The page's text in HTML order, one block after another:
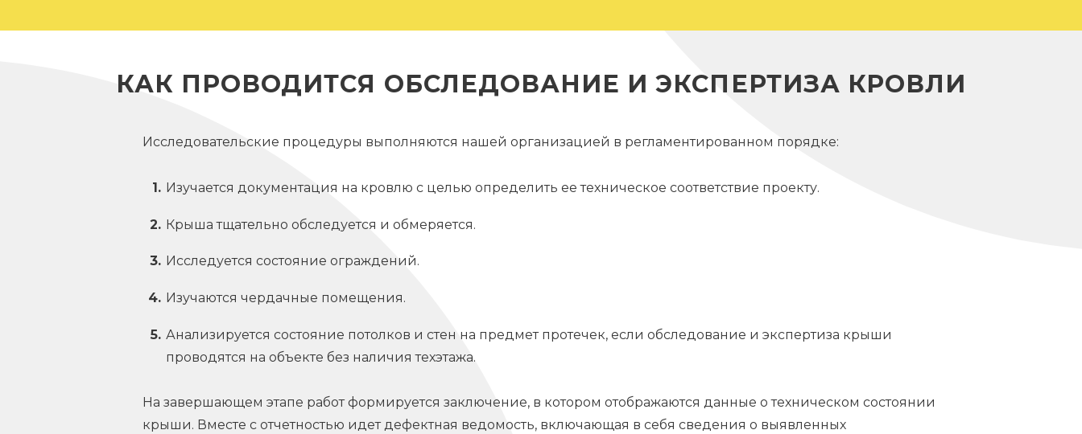
КАК ПРОВОДИТСЯ ОБСЛЕДОВАНИЕ И ЭКСПЕРТИЗА КРОВЛИ
Исследовательские процедуры выполняются нашей организацией в регламентированном порядке:
Изучается документация на кровлю с целью определить ее техническое соответствие проекту.
Крыша тщательно обследуется и обмеряется.
Исследуется состояние ограждений.
Изучаются чердачные помещения.
Анализируется состояние потолков и стен на предмет протечек, если обследование и экспертиза крыши
проводятся на объекте без наличия техэтажа.
На завершающем этапе работ формируется заключение, в котором отображаются данные о техническом состоянии
крыши. Вместе с отчетностью идет дефектная ведомость, включающая в себя сведения о выявленных